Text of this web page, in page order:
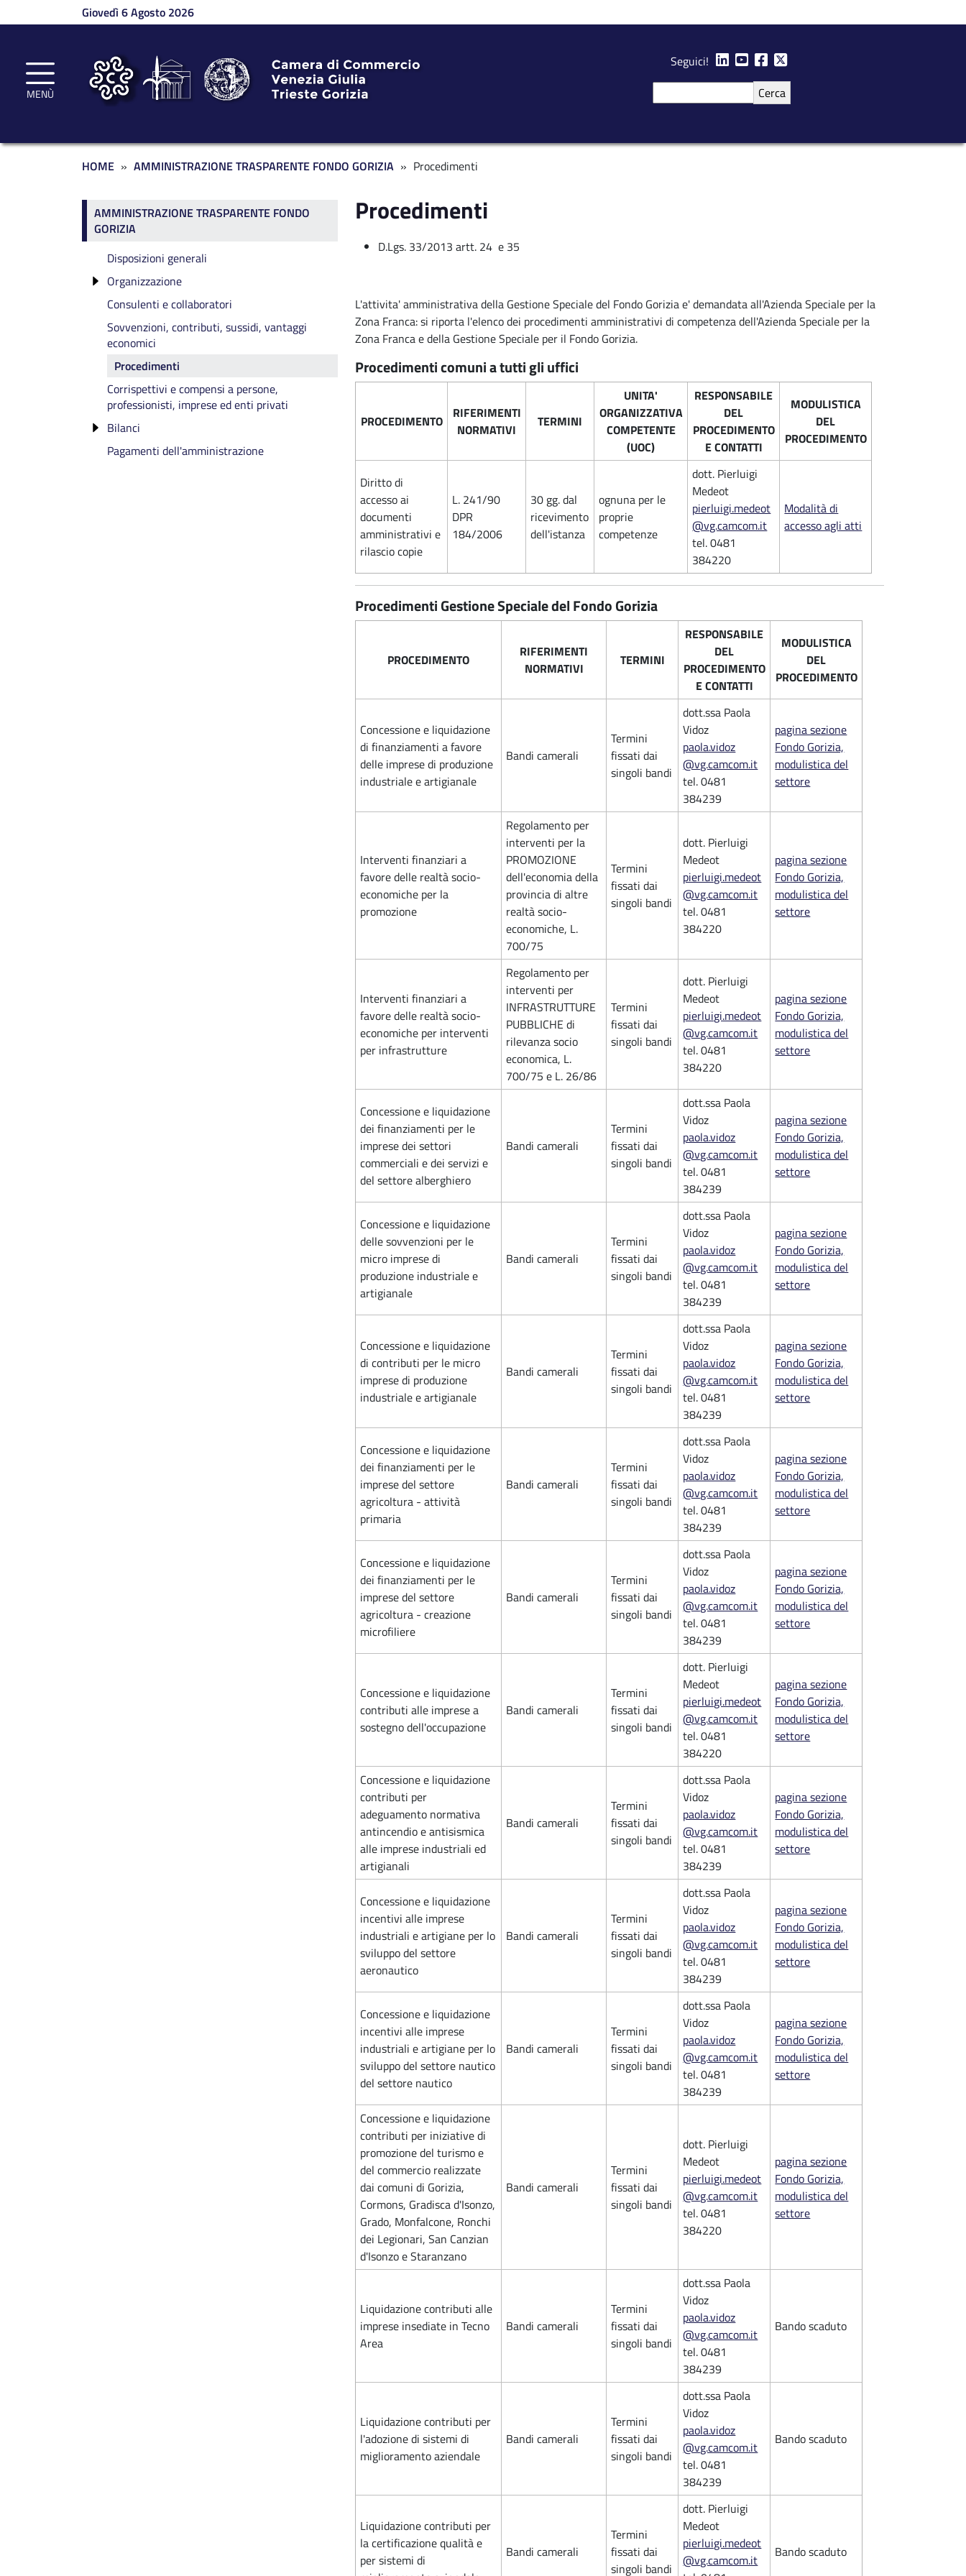
Salta al contenuto principaleGiovedì 6 Agosto 2026
MENÙ
Seguici!
Briciole di pane
HOME AMMINISTRAZIONE TRASPARENTE FONDO GORIZIA Procedimenti
Procedimenti
D.Lgs. 33/2013 artt. 24 e 35
L'attivita' amministrativa della Gestione Speciale del Fondo Gorizia e' demandata all'Azienda Speciale per la
Zona Franca: si riporta l'elenco dei procedimenti amministrativi di competenza dell'Azienda Speciale per la
Zona Franca e della Gestione Speciale per il Fondo Gorizia.
Procedimenti comuni a tutti gli uffici
PROCEDIMENTO
RIFERIMENTI
NORMATIVI
TERMINI
UNITA'
ORGANIZZATIVA
COMPETENTE
(UOC)
RESPONSABILE
DEL
PROCEDIMENTO
E CONTATTI
MODULISTICA
DEL
PROCEDIMENTO
Diritto di
accesso ai
documenti
amministrativi e
rilascio copie
L. 241/90
DPR
184/2006
30 gg. dal
ricevimento
dell'istanza
ognuna per le
proprie
competenze
dott. Pierluigi
Medeot
pierluigi.medeot
@vg.camcom.it
tel. 0481
384220
Modalità di
accesso agli atti
Procedimenti Gestione Speciale del Fondo Gorizia
PROCEDIMENTO
RIFERIMENTI
NORMATIVI
TERMINI
RESPONSABILE
DEL
PROCEDIMENTO
E CONTATTI
MODULISTICA
DEL
PROCEDIMENTO
Concessione e liquidazione
di finanziamenti a favore
delle imprese di produzione
industriale e artigianale
Bandi camerali
Termini
fissati dai
singoli bandi
dott.ssa Paola
Vidoz
paola.vidoz
@vg.camcom.it
tel. 0481
384239
pagina sezione
Fondo Gorizia,
modulistica del
settore
Interventi finanziari a
favore delle realtà socio-
economiche per la
promozione
Regolamento per
interventi per la
PROMOZIONE
dell'economia della
provincia di altre
realtà socio-
economiche, L.
700/75
Termini
fissati dai
singoli bandi
dott. Pierluigi
Medeot
pierluigi.medeot
@vg.camcom.it
tel. 0481
384220
pagina sezione
Fondo Gorizia,
modulistica del
settore
Interventi finanziari a
favore delle realtà socio-
economiche per interventi
per infrastrutture
Regolamento per
interventi per
INFRASTRUTTURE
PUBBLICHE di
rilevanza socio
economica, L.
700/75 e L. 26/86
Termini
fissati dai
singoli bandi
dott. Pierluigi
Medeot
pierluigi.medeot
@vg.camcom.it
tel. 0481
384220
pagina sezione
Fondo Gorizia,
modulistica del
settore
Concessione e liquidazione
dei finanziamenti per le
imprese dei settori
commerciali e dei servizi e
del settore alberghiero
Bandi camerali
Termini
fissati dai
singoli bandi
dott.ssa Paola
Vidoz
paola.vidoz
@vg.camcom.it
tel. 0481
384239
pagina sezione
Fondo Gorizia,
modulistica del
settore
Concessione e liquidazione
delle sovvenzioni per le
micro imprese di
produzione industriale e
artigianale
Bandi camerali
Termini
fissati dai
singoli bandi
dott.ssa Paola
Vidoz
paola.vidoz
@vg.camcom.it
tel. 0481
384239
pagina sezione
Fondo Gorizia,
modulistica del
settore
Concessione e liquidazione
di contributi per le micro
imprese di produzione
industriale e artigianale
Bandi camerali
Termini
fissati dai
singoli bandi
dott.ssa Paola
Vidoz
paola.vidoz
@vg.camcom.it
tel. 0481
384239
pagina sezione
Fondo Gorizia,
modulistica del
settore
Concessione e liquidazione
dei finanziamenti per le
imprese del settore
agricoltura - attività
primaria
Bandi camerali
Termini
fissati dai
singoli bandi
dott.ssa Paola
Vidoz
paola.vidoz
@vg.camcom.it
tel. 0481
384239
pagina sezione
Fondo Gorizia,
modulistica del
settore
Concessione e liquidazione
dei finanziamenti per le
imprese del settore
agricoltura - creazione
microfiliere
Bandi camerali
Termini
fissati dai
singoli bandi
dott.ssa Paola
Vidoz
paola.vidoz
@vg.camcom.it
tel. 0481
384239
pagina sezione
Fondo Gorizia,
modulistica del
settore
Concessione e liquidazione
contributi alle imprese a
sostegno dell'occupazione
Bandi camerali
Termini
fissati dai
singoli bandi
dott. Pierluigi
Medeot
pierluigi.medeot
@vg.camcom.it
tel. 0481
384220
pagina sezione
Fondo Gorizia,
modulistica del
settore
Concessione e liquidazione
contributi per
adeguamento normativa
antincendio e antisismica
alle imprese industriali ed
artigianali
Bandi camerali
Termini
fissati dai
singoli bandi
dott.ssa Paola
Vidoz
paola.vidoz
@vg.camcom.it
tel. 0481
384239
pagina sezione
Fondo Gorizia,
modulistica del
settore
Concessione e liquidazione
incentivi alle imprese
industriali e artigiane per lo
sviluppo del settore
aeronautico
Bandi camerali
Termini
fissati dai
singoli bandi
dott.ssa Paola
Vidoz
paola.vidoz
@vg.camcom.it
tel. 0481
384239
pagina sezione
Fondo Gorizia,
modulistica del
settore
Concessione e liquidazione
incentivi alle imprese
industriali e artigiane per lo
sviluppo del settore nautico
del settore nautico
Bandi camerali
Termini
fissati dai
singoli bandi
dott.ssa Paola
Vidoz
paola.vidoz
@vg.camcom.it
tel. 0481
384239
pagina sezione
Fondo Gorizia,
modulistica del
settore
Concessione e liquidazione
contributi per iniziative di
promozione del turismo e
del commercio realizzate
dai comuni di Gorizia,
Cormons, Gradisca d'Isonzo,
Grado, Monfalcone, Ronchi
dei Legionari, San Canzian
d'Isonzo e Staranzano
Bandi camerali
Termini
fissati dai
singoli bandi
dott. Pierluigi
Medeot
pierluigi.medeot
@vg.camcom.it
tel. 0481
384220
pagina sezione
Fondo Gorizia,
modulistica del
settore
Liquidazione contributi alle
imprese insediate in Tecno
Area
Bandi camerali
Termini
fissati dai
singoli bandi
dott.ssa Paola
Vidoz
paola.vidoz
@vg.camcom.it
tel. 0481
384239
Bando scaduto
Liquidazione contributi per
l'adozione di sistemi di
miglioramento aziendale
Bandi camerali
Termini
fissati dai
singoli bandi
dott.ssa Paola
Vidoz
paola.vidoz
@vg.camcom.it
tel. 0481
384239
Bando scaduto
Liquidazione contributi per
la certificazione qualità e
per sistemi di
Bandi camerali
Termini
fissati dai
singoli bandi
dott. Pierluigi
Medeot
pierluigi.medeot
@vg.camcom.it
Bando scaduto
Amministrazione trasparente FG
AMMINISTRAZIONE TRASPARENTE FONDO
GORIZIA
Disposizioni generali
Organizzazione
Componenti degli Organi
Componenti degli Organi cessato incarico
Telefono e posta elettronica
Consulenti e collaboratori
Sovvenzioni, contributi, sussidi, vantaggi
economici
Procedimenti
Corrispettivi e compensi a persone,
professionisti, imprese ed enti privati
Bilanci
Bilancio preventivo e consuntivo
Pagamenti dell'amministrazione